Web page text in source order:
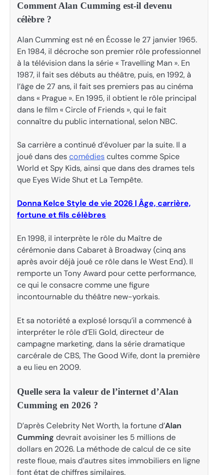
Comment Alan Cumming est-il devenu
célèbre ?
Alan Cumming est né en Écosse le 27 janvier 1965.
En 1984, il décroche son premier rôle professionnel
à la télévision dans la série « Travelling Man ». En
1987, il fait ses débuts au théâtre, puis, en 1992, à
l’âge de 27 ans, il fait ses premiers pas au cinéma
dans « Prague ». En 1995, il obtient le rôle principal
dans le film « Circle of Friends », qui le fait
connaître du public international, selon NBC.
Sa carrière a continué d’évoluer par la suite. Il a
joué dans descomédiescultes comme Spice
World et Spy Kids, ainsi que dans des drames tels
que Eyes Wide Shut et La Tempête.
Donna Kelce Style de vie 2026 | Âge, carrière,
fortune et fils célèbres
En 1998, il interprète le rôle du Maître de
cérémonie dans Cabaret à Broadway (cinq ans
après avoir déjà joué ce rôle dans le West End). Il
remporte un Tony Award pour cette performance,
ce qui le consacre comme une figure
incontournable du théâtre new-yorkais.
Et sa notoriété a explosé lorsqu’il a commencé à
interpréter le rôle d’Eli Gold, directeur de
campagne marketing, dans la série dramatique
carcérale de CBS, The Good Wife, dont la première
a eu lieu en 2009.
Quelle sera la valeur de l’internet d’Alan
Cumming en 2026 ?
D’après Celebrity Net Worth, la fortune d’Alan
Cumming devrait avoisiner les 5 millions de
dollars en 2026. La méthode de calcul de ce site
reste floue, mais d’autres sites immobiliers en ligne
font état de chiffres similaires.